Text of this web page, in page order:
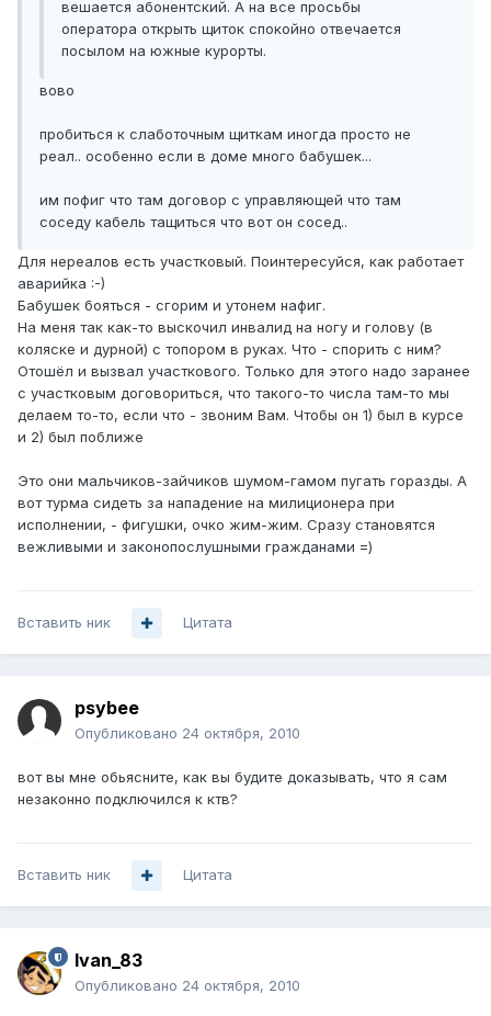
вешается абонентский. А на все просьбы
оператора открыть щиток спокойно отвечается
посылом на южные курорты.
вово
пробиться к слаботочным щиткам иногда просто не
реал.. особенно если в доме много бабушек...
им пофиг что там договор с управляющей что там
соседу кабель тащиться что вот он сосед..
Для нереалов есть участковый. Поинтересуйся, как работает
аварийка :-)
Бабушек бояться - сгорим и утонем нафиг.
На меня так как-то выскочил инвалид на ногу и голову (в
коляске и дурной) с топором в руках. Что - спорить с ним?
Отошёл и вызвал участкового. Только для этого надо заранее
с участковым договориться, что такого-то числа там-то мы
делаем то-то, если что - звоним Вам. Чтобы он 1) был в курсе
и 2) был поближе
Это они мальчиков-зайчиков шумом-гамом пугать горазды. А
вот турма сидеть за нападение на милиционера при
исполнении, - фигушки, очко жим-жим. Сразу становятся
вежливыми и законопослушными гражданами =)
Вставить ник Цитата
psybee
Опубликовано 24 октября, 2010
вот вы мне обьясните, как вы будите доказывать, что я сам
незаконно подключился к ктв?
Вставить ник Цитата
Ivan_83
Опубликовано 24 октября, 2010